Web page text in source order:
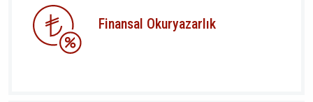
Finansal Okuryazarlık